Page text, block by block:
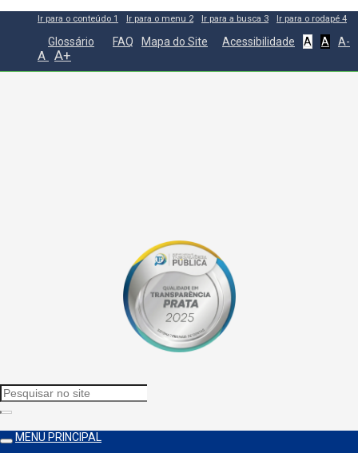
Ir para o conteúdo 1 Ir para o menu 2 Ir para a busca 3 Ir para o rodapé 4
Glossário FAQ Mapa do Site Acessibilidade A A A-
A A+
MENU PRINCIPAL